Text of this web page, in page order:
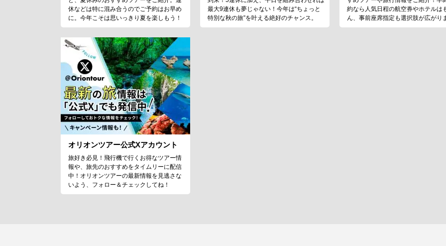
休などは特に混み合うのでご予約はお早め
に。今年こそは思いっきり夏を楽しもう！
最大9連休も夢じゃない！今年は“ちょっと
特別な秋の旅”を叶える絶好のチャンス。
約なら人気日程の航空券やホテルは
ん、事前座席指定も選択肢が広がり
オリオンツアー公式Xアカウント
旅好き必見！飛行機で行くお得なツアー情
報や、旅先のおすすめをタイムリーに配信
中！オリオンツアーの最新情報を見逃さな
いよう、フォロー＆チェックしてね！